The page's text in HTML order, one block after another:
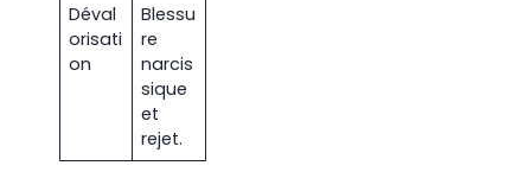
Déval
orisati
on
Blessu
re
narcis
sique
et
rejet.